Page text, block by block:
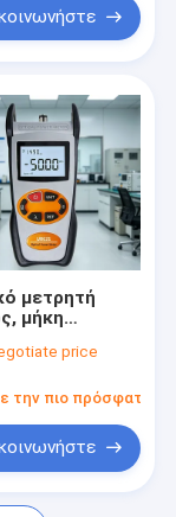
μετρητή
μήκη
1310/1490/
price
την πιο πρόσφατη